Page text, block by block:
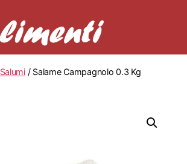
Salumi/ Salame Campagnolo 0.3 Kg